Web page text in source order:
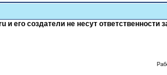
и его создатели не несут